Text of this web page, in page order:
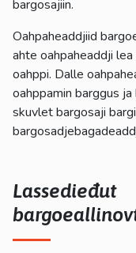
bargosajiin.
Oahpaheaddjiid
ahte oahpaheaddji
oahppi. Dalle
oahppamin barggus
skuvlet bargosaji
Lassedieđut